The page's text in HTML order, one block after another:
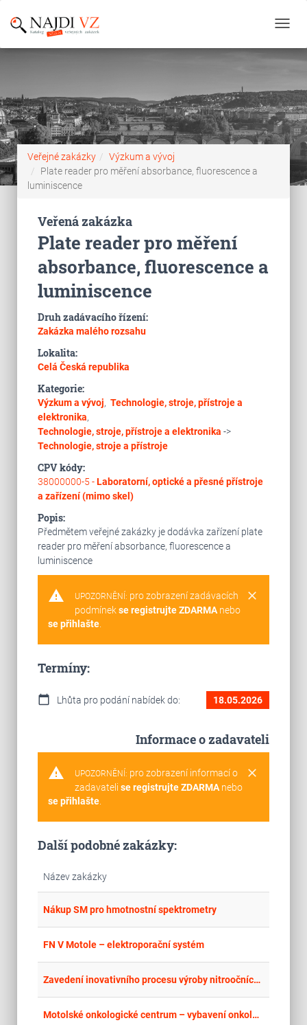
Veřejné zakázky
Výzkum a vývoj
Plate reader pro měření absorbance, fluorescence a
luminiscence
Veřená zakázka
Plate reader pro měření
absorbance, fluorescence a
luminiscence
Druh zadávacího řízení:
Zakázka malého rozsahu
Lokalita:
Celá Česká republika
Kategorie:
Výzkum a vývoj, Technologie, stroje, přístroje a
elektronika,
Technologie, stroje, přístroje a elektronika ->
Technologie, stroje a přístroje
CPV kódy:
38000000-5 -Laboratorní, optické a přesné přístroje
a zařízení (mimo skel)
Popis:
Předmětem veřejné zakázky je dodávka zařízení plate
reader pro měření absorbance, fluorescence a
luminiscence
warning clear
UPOZORNĚNÍ: pro zobrazení zadávacích
podmínekse registrujte ZDARMAnebo
se přihlašte.
Termíny:
calendar_today Lhůta pro podání nabídek do: 18.05.2026
Informace o zadavateli
warning clear
UPOZORNĚNÍ: pro zobrazení informací o
zadavateli se registrujte ZDARMAnebo
se přihlašte.
Další podobné zakázky:
Název zakázky
Nákup SM pro hmotnostní spektrometry
FN V Motole – elektroporační systém
Zavedení inovativního procesu výroby nitroočních implantátů pomocí foto polymerizace
Motolské onkologické centrum – vybavení onkologických oddělení – laboratorní technika